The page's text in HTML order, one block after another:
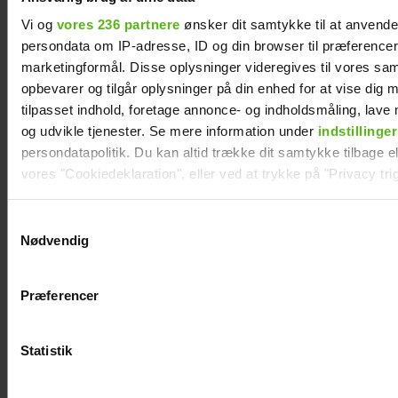
Vi og vores 236 partnere ønsker dit samtykke til at
persondata om IP-adresse, ID og din browser til
marketingformål. Disse oplysninger videregives til vores
opbevarer og tilgår oplysninger på din enhed for at vise dig
tilpasset indhold, foretage annonce- og indholdsmåling, lave
og udvikle tjenester. Se mere information under indstillinger
persondatapolitik. Du kan altid trække dit samtykke tilbage
vores "Cookiedeklaration", eller ved at trykke på "Privacy
Vi anvender egne cookies og cookies fra tredjeparter til at
generere statistik og huske dine præferencer samt til brug
Nødvendig
Præferencer
Statistik
Andreas Odbjerg
beslutning: Slut
Afsløret på video: